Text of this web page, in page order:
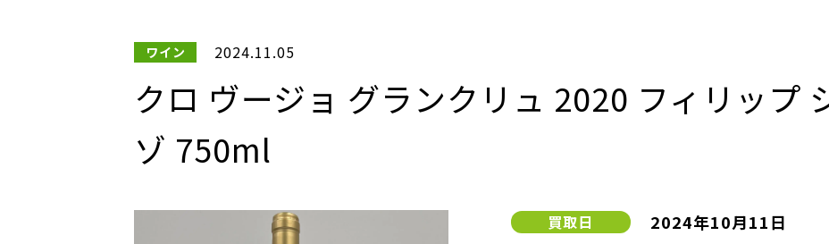
ワイン 2024.11.05
クロ ヴージョ グランクリュ 2020 フィリップ
ゾ 750ml
買取日 2024年10月11日